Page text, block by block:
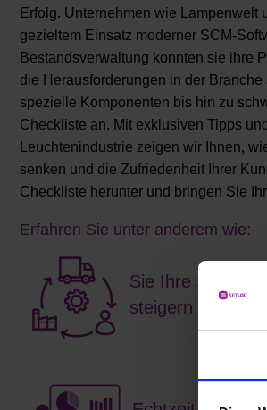
Erfolg. Unternehmen wie Lampenwelt
gezieltem Einsatz moderner SCM-
Bestandsverwaltung konnten sie ihre
die Herausforderungen in der
spezielle Komponenten bis hin zu
Checkliste an. Mit exklusiven Tipps
Leuchtenindustrie zeigen wir Ihnen,
senken und die Zufriedenheit Ihrer
Checkliste herunter und bringen Sie
Erfahren Sie unter anderem wie:
Sie Ihre Supply
steigern